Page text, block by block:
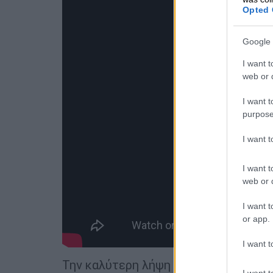
Opted
Google
I want
web or
I want
I want
I want
web or
I want
or app.
I want
Την καλύτερη λήψη κατόρθωσε η